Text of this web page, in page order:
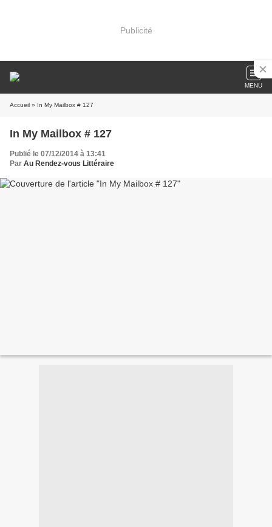
Publicité
MENU
Accueil » In My Mailbox # 127
In My Mailbox # 127
Publié le 07/12/2014 à 13:41
Par Au Rendez-vous Littéraire